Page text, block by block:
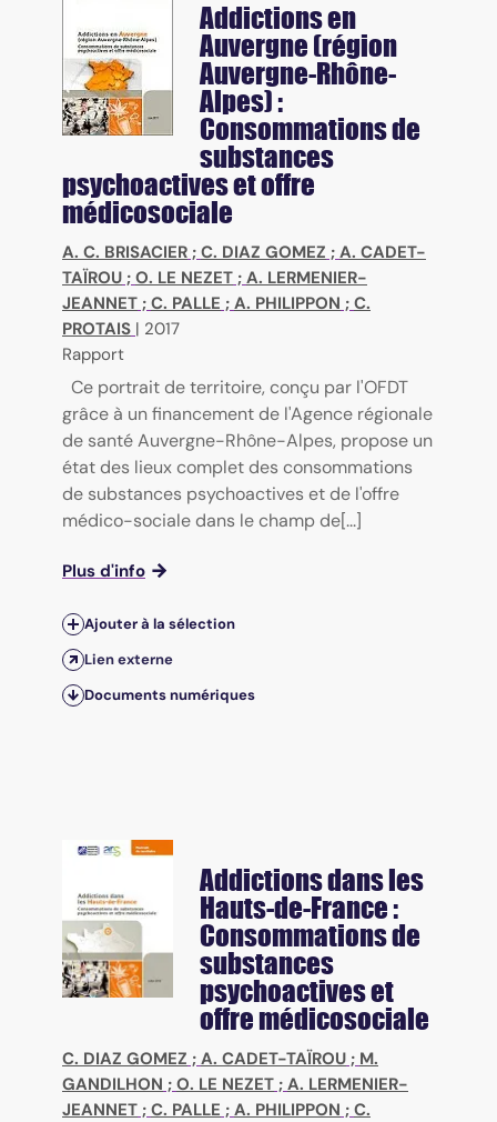
Addictions en
Auvergne (région
Auvergne-Rhône-
Alpes) :
Consommations de
substances
psychoactives et offre
médicosociale
A. C. BRISACIER ; C. DIAZ GOMEZ ; A. CADET-
TAÏROU ; O. LE NEZET ; A. LERMENIER-
JEANNET ; C. PALLE ; A. PHILIPPON ; C.
PROTAIS | 2017
Rapport
Ce portrait de territoire, conçu par l'OFDT
grâce à un financement de l'Agence régionale
de santé Auvergne-Rhône-Alpes, propose un
état des lieux complet des consommations
de substances psychoactives et de l'offre
médico-sociale dans le champ de[...]
Plus d'info
Ajouter à la sélection
Lien externe
Documents numériques
Addictions dans les
Hauts-de-France :
Consommations de
substances
psychoactives et
offre médicosociale
C. DIAZ GOMEZ ; A. CADET-TAÏROU ; M.
GANDILHON ; O. LE NEZET ; A. LERMENIER-
JEANNET ; C. PALLE ; A. PHILIPPON ; C.